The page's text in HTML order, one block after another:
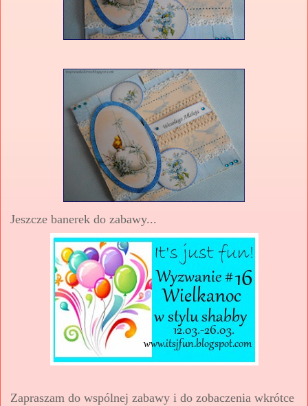
Jeszcze banerek do zabawy...
Zapraszam do wspólnej zabawy i do zobaczenia wkrótce